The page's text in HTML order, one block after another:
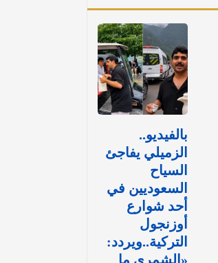
بالفيديو..
الزميلي يفاجئ
السياح
السعوديين في
أحد شوارع
أوزنجول
التركية..ويردد:
«الشمري ما